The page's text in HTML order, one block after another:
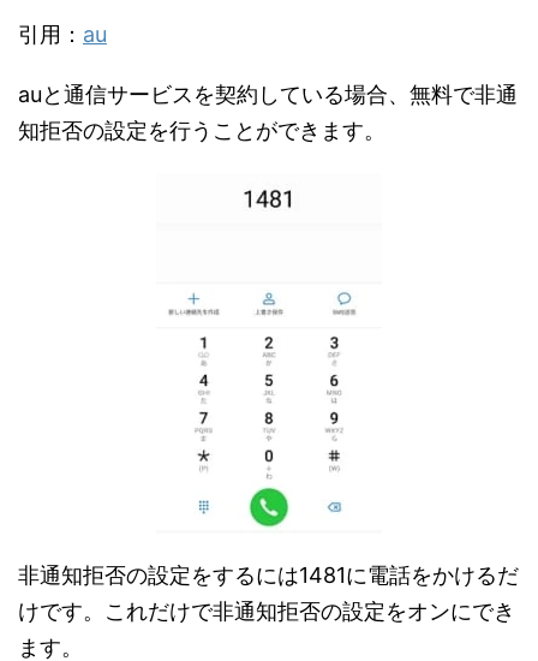
引用： au
auと通信サービスを契約している場合、無料で非通
知拒否の設定を行うことができます。
非通知拒否の設定をするには1481に電話をかけるだ
けです。これだけで非通知拒否の設定をオンにでき
ます。